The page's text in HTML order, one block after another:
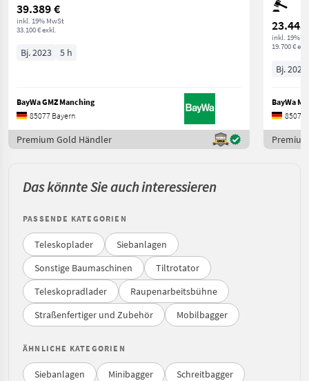
39.389 €
inkl. 19% MwSt
33.100 € exkl.
Bj. 2023 5 h
BayWa GMZ Manching
85077 Bayern
Premium Gold Händler
23.443
inkl. 19%
19.700 €
Bj. 2023
BayWa
85077
Das könnte Sie auch interessieren
PASSENDE KATEGORIEN
Teleskoplader
Siebanlagen
Sonstige Baumaschinen
Tiltrotator
Teleskopradlader
Raupenarbeitsbühne
Straßenfertiger und Zubehör
Mobilbagger
ÄHNLICHE KATEGORIEN
Siebanlagen Minibagger
Schreitbagger